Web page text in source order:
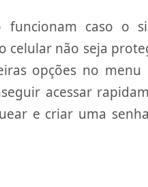
caso o
celular não seja
opções no menu
acessar
e criar uma